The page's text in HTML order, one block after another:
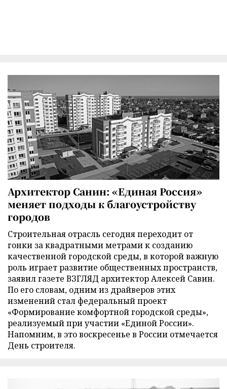
Архитектор Санин: «Единая Россия»
меняет подходы к благоустройству
городов
Строительная отрасль сегодня переходит от
гонки за квадратными метрами к созданию
качественной городской среды, в которой важную
роль играет развитие общественных пространств,
заявил газете ВЗГЛЯД архитектор Алексей Савин.
По его словам, одним из драйверов этих
изменений стал федеральный проект
«Формирование комфортной городской среды»,
реализуемый при участии «Единой России».
Напомним, в это воскресенье в России отмечается
День строителя.